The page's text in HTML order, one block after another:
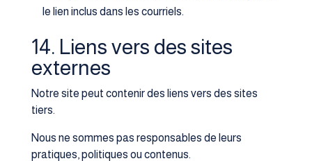
le lien inclus dans les courriels.
14. Liens vers des sites
externes
Notre site peut contenir des liens vers des sites
tiers.
Nous ne sommes pas responsables de leurs
pratiques, politiques ou contenus.